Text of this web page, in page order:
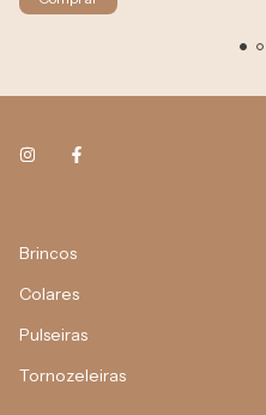
Brincos
Colares
Pulseiras
Tornozeleiras